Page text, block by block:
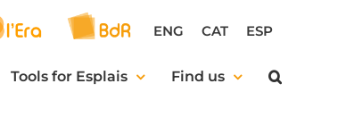
ENG CAT ESP
Tools for Esplais Find us